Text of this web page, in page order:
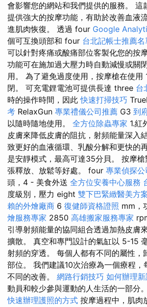
會影響您的網站和我們提供的服務。 這
提供強大的按摩功能，有助於改善血液
進肌肉恢復。 透過 four Google
個可互換頭部和 four 台北記帳士推薦名
可以針對疼痛或酸痛部位客製化您的按
功能可在施加過大壓力時自動減慢或關
用。 為了避免過度使用，按摩槍在使用
閉。 可充電鋰電池可提供長達 three 台
時的操作時間，因此快速打掃技巧
考 RelaxGun 專業禮儀公司推薦 G3 到
以隨時隨地使用。 全方位除蟲專家 1.紅
皮膚來降低皮膚的阻抗，射頻能量深入
致更好的血液循環、乳酸分解和更快的
是安靜模式，最高可達35分貝。 按摩
張釋放、放鬆等好處。 four 專業偵探
頭，4 - 美食外送 全方位安養中心服務
度級別，壓力 eight 雙下巴緊緻醫美方
賴的外燴廠商 6 復健師資格證照 mm，
燴服務專家 2850 高雄搬家服務專家
引導射頻能量的協同組合透過加熱皮膚
擴散。 真空和專門設計的氣缸以 5-15
射頻的穿透。 每個人都有不同的屬性，
部位。 我們建議10次治療為一個療程，
不同的改善。 網路行銷技巧 如何辦理
動員和較少參與運動的人生活的一部分。
快速辦理護照的方式 按摩過程中，肌肉